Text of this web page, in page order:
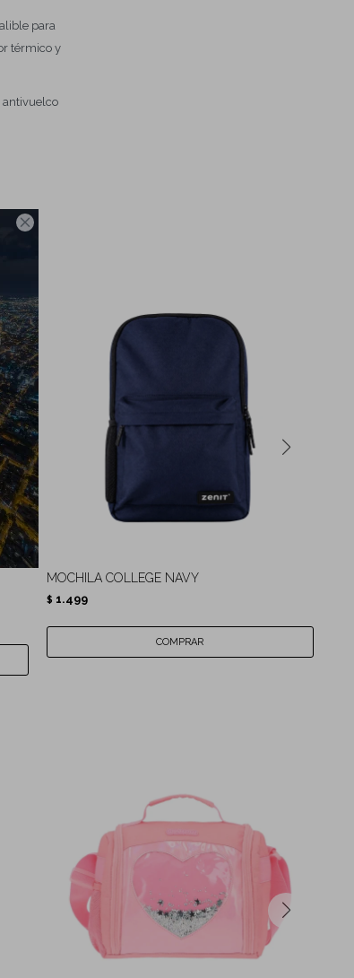

para
térmico y
antivuelco
MOCHILA COLLEGE NAVY
$ 1.499